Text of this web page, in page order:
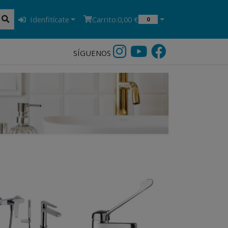
Idenfitícate Carrito:0,00 € 0
SÍGUENOS